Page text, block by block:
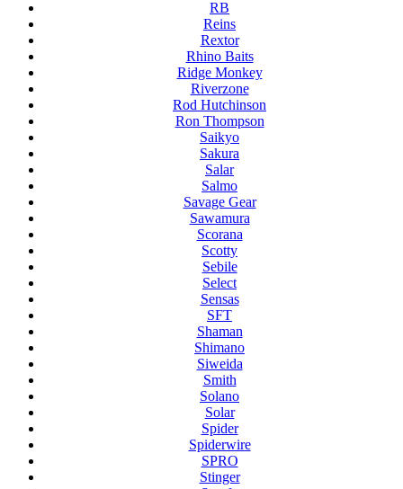
RB
Reins
Rextor
Rhino Baits
Ridge Monkey
Riverzone
Rod Hutchinson
Ron Thompson
Saikyo
Sakura
Salar
Salmo
Savage Gear
Sawamura
Scorana
Scotty
Sebile
Select
Sensas
SFT
Shaman
Shimano
Siweida
Smith
Solano
Solar
Spider
Spiderwire
SPRO
Stinger